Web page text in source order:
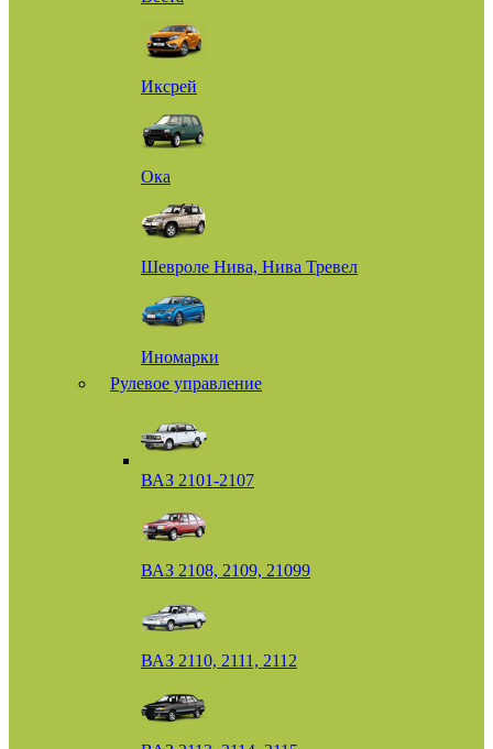
Иксрей
Ока
Шевроле Нива, Нива Тревел
Иномарки
Рулевое управление
ВАЗ 2101-2107
ВАЗ 2108, 2109, 21099
ВАЗ 2110, 2111, 2112